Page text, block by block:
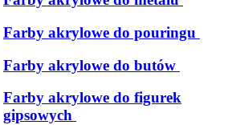
Farby akrylowe do pouringu
Farby akrylowe do butów
Farby akrylowe do figurek
gipsowych